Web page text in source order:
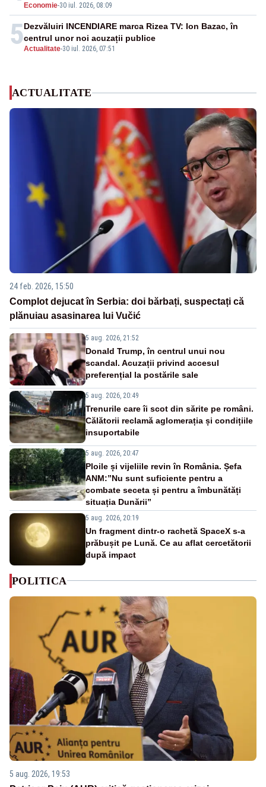
Economie-30 iul. 2026, 08:09
5Actualitate-30 iul. 2026, 07:51
Dezvăluiri INCENDIARE marca Rizea TV: Ion Bazac, în
centrul unor noi acuzații publice
ACTUALITATE
24 feb. 2026, 15:50
Complot dejucat în Serbia: doi bărbați, suspectați că
plănuiau asasinarea lui Vučić
5 aug. 2026, 21:52
Donald Trump, în centrul unui nou
scandal. Acuzații privind accesul
preferențial la postările sale
5 aug. 2026, 20:49
Trenurile care îi scot din sărite pe români.
Călătorii reclamă aglomerația și condițiile
insuportabile
5 aug. 2026, 20:47
Ploile și vijeliile revin în România. Șefa
ANM:”Nu sunt suficiente pentru a
combate seceta și pentru a îmbunătăți
situația Dunării”
5 aug. 2026, 20:19
Un fragment dintr-o rachetă SpaceX s-a
prăbușit pe Lună. Ce au aflat cercetătorii
după impact
POLITICA
5 aug. 2026, 19:53